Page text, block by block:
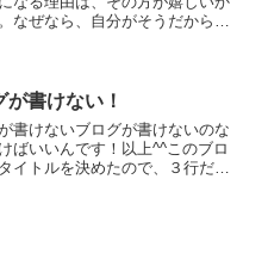
なぜなら、自分がそうだからで
からすぐにたくさ...
が書けない！
書けないブログが書けないのな
ばいいんです！以上^^このブロ
イトルを決めたので、３行だけ